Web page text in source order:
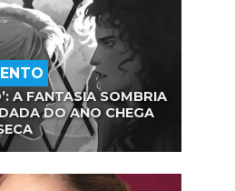
A FANTASIA SOMBRIA
DO ANO CHEGA